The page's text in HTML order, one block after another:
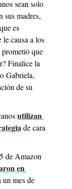
sean solo
sus madres,
es
le causa a los
que
Finalice la
Gabriela,
de su
utilizan
de cara
de Amazon
en
un mes de